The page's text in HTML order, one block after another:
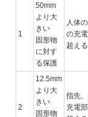
1
50mm
より大
きい
固形物
に対す
る保護
人体
の充
超え
2
12.5mm
より大
きい
固形物
指先
充電